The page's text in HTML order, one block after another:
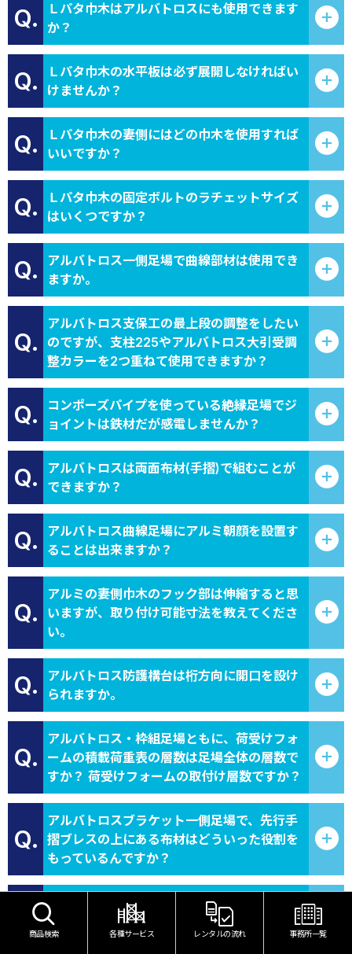
Q.
Ｌパタ巾木はアルバトロスにも使用できます
か？
Q.
Ｌパタ巾木の水平板は必ず展開しなければい
けませんか？
Q.
Ｌパタ巾木の妻側にはどの巾木を使用すれば
いいですか？
Q.
Ｌパタ巾木の固定ボルトのラチェットサイズ
はいくつですか？
Q.
アルバトロス一側足場で曲線部材は使用でき
ますか。
Q.
アルバトロス支保工の最上段の調整をしたい
のですが、支柱225やアルバトロス大引受調
整カラーを2つ重ねて使用できますか？
Q.
コンポーズパイプを使っている絶縁足場でジ
ョイントは鉄材だが感電しませんか？
Q.
アルバトロスは両面布材(手摺)で組むことが
できますか？
Q.
アルバトロス曲線足場にアルミ朝顔を設置す
ることは出来ますか？
Q.
アルミの妻側巾木のフック部は伸縮すると思
いますが、取り付け可能寸法を教えてくださ
い。
Q.
アルバトロス防護構台は桁方向に開口を設け
られますか。
Q.
アルバトロス・枠組足場ともに、荷受けフォ
ームの積載荷重表の層数は足場全体の層数で
すか？ 荷受けフォームの取付け層数ですか？
Q.
アルバトロスブラケット一側足場で、先行手
摺ブレスの上にある布材はどういった役割を
もっているんですか？
Q.
枠組足場用のアルミ朝顔のフレーム受け金具
と斜材受け金具は、アルバトロスに取り付け
られますか？
商品検索 各種サービス レンタルの流れ 事務所一覧